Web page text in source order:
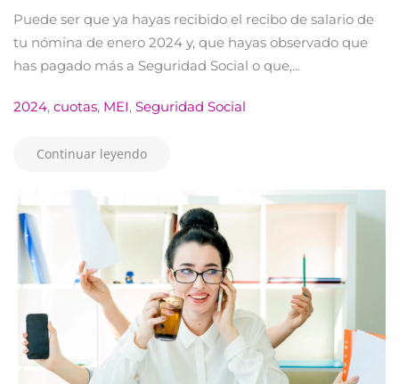
Puede ser que ya hayas recibido el recibo de salario de
tu nómina de enero 2024 y, que hayas observado que
has pagado más a Seguridad Social o que,...
2024, cuotas, MEI, Seguridad Social
Continuar leyendo